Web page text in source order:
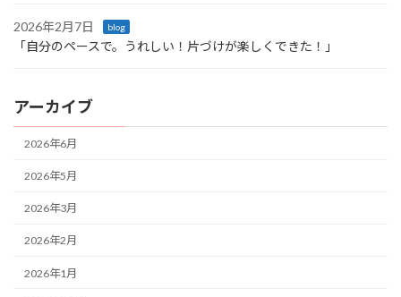
2026年2月7日 blog
「自分のペースで。うれしい！片づけが楽しくできた！」
アーカイブ
2026年6月
2026年5月
2026年3月
2026年2月
2026年1月